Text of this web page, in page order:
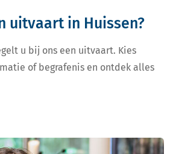
uitvaart in Huissen?
u bij ons een uitvaart. Kies
of begrafenis en ontdek alles